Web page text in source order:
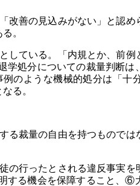
善の見込みがない」と認め
。
ている。「内規とか、前例
処分についての裁量判断は
のような機械的処分は「十
る。
裁量の自由を持つものでは
行ったとされる違反事実
る機会を保障すること、⑥